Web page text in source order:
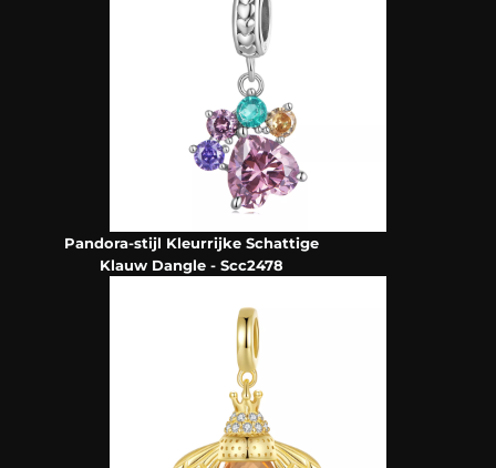
Pandora-stijl Kleurrijke Schattige
Klauw Dangle - Scc2478